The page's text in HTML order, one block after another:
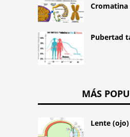
Cromatina
Pubertad
MÁS
Lente (ojo)